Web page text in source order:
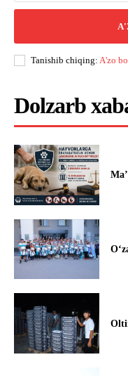
Tanishib chiqing: A'zo
Dolzarb